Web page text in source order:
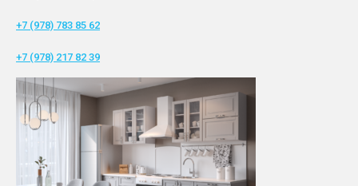
+7 (978) 783 85 62
+7 (978) 217 82 39